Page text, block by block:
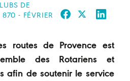
DE
- FÉVRIER
routes de Provence est
des Rotariens et
afin de soutenir le service